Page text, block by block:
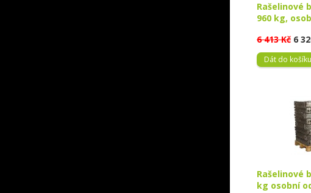
Rašelinové
960 kg,
6 413 Kč 6
Dát do košíku
Rašelinové
kg osobní